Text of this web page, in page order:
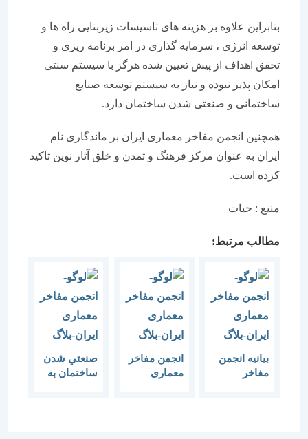
بنابراین علاوه بر هزینه های تاسیسات زیربنایی راه ها و
توسعه انرژی ، سرمایه گذاری در امر برنامه ریزی و
تحقق اهداف از پیش تعیین شده هرگز با سیستم سنتی
امکان پذیر نبوده و نیاز به سیستم توسعه صنایع
ساختمانی و صنعتی شدن ساختمان دارد.
همچنین انجمن مفاخر معماری ایران بر ماندگاری نام
ایران به عنوان مرکز فرهنگ و تمدن و خلق آثار نوین تاکید
کرده است.
منبع : حيات
مطالب مرتبط:
بيانيه انجمن
انجمن مفاخر
معماری
صنعتي شدن
ساختمان به